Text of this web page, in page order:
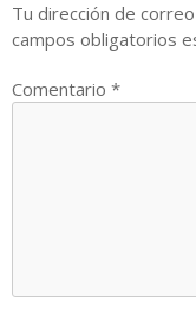
Tu dirección de
campos obligatorios
Comentario *